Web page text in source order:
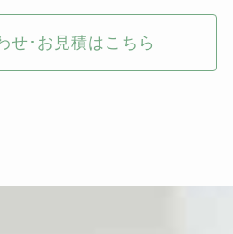
せ･お見積はこちら